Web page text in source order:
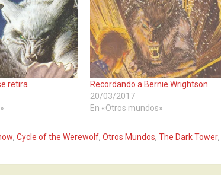
retira
Recordando a Bernie Wrightson
20/03/2017
En «Otros mundos»
, Cycle of the Werewolf, Otros Mundos, The Dark Tower,